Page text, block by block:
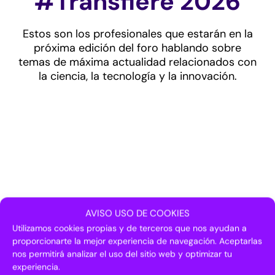
AVISO USO DE COOKIES
Utilizamos cookies propias y de terceros que nos ayudan a
proporcionarte la mejor experiencia de navegación. Aceptarlas
nos permitirá analizar el uso del sitio web y optimizar tu
experiencia.
Estos son los profesionales que estarán en la
próxima edición del foro hablando sobre
temas de máxima actualidad relacionados con
la ciencia, la tecnología y la innovación.